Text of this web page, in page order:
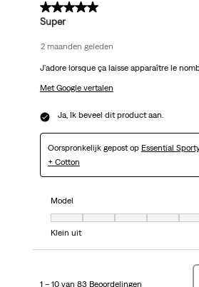
5 van 5 sterren.
Super
2 maanden geleden
J'adore lorsque ça laisse apparaître le
Met Google vertalen
Ja, Ik beveel dit product aan.
Oorspronkelijk gepost op Essential
+ Cotton
Model
Model, 6 van 7, waarbij 1 gelijk is aan
Klein uit
1 – 10 van 83 Beoordelingen